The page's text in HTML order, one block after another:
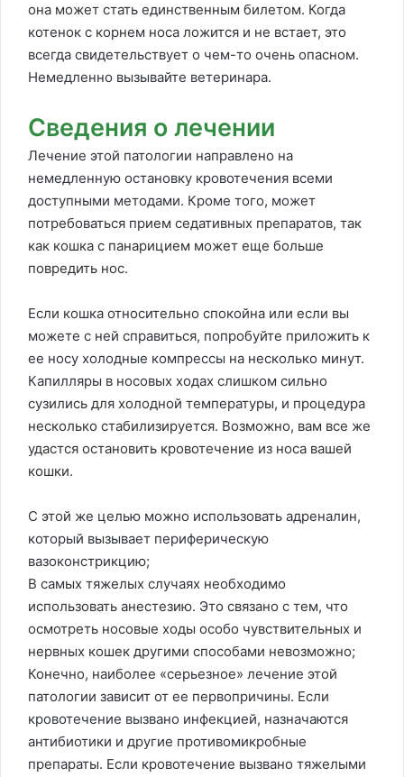
она может стать единственным билетом. Когда
котенок с корнем носа ложится и не встает, это
всегда свидетельствует о чем-то очень опасном.
Немедленно вызывайте ветеринара.
Сведения о лечении
Лечение этой патологии направлено на
немедленную остановку кровотечения всеми
доступными методами. Кроме того, может
потребоваться прием седативных препаратов, так
как кошка с панарицием может еще больше
повредить нос.
Если кошка относительно спокойна или если вы
можете с ней справиться, попробуйте приложить к
ее носу холодные компрессы на несколько минут.
Капилляры в носовых ходах слишком сильно
сузились для холодной температуры, и процедура
несколько стабилизируется. Возможно, вам все же
удастся остановить кровотечение из носа вашей
кошки.
С этой же целью можно использовать адреналин,
который вызывает периферическую
вазоконстрикцию;
В самых тяжелых случаях необходимо
использовать анестезию. Это связано с тем, что
осмотреть носовые ходы особо чувствительных и
нервных кошек другими способами невозможно;
Конечно, наиболее «серьезное» лечение этой
патологии зависит от ее первопричины. Если
кровотечение вызвано инфекцией, назначаются
антибиотики и другие противомикробные
препараты. Если кровотечение вызвано тяжелыми